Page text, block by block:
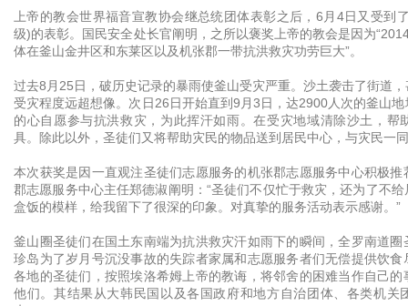
上帝的教会世界福音宣教协会继总统团体表彰之后，6月4日又受到
级)的表彰。国民安全处长官阐明，之所以褒奖上帝的教会是因为
体在釜山金井区和东莱区以及机张郡一带抗洪救灾功劳巨大”。
过去8月25日，破历史记录的暴雨使釜山受灾严重。沙土袭击了街道
受灾程度远超想像。次日26日开始直到9月3日，达2900人次的釜山
的心自愿参与抗洪救灾，为此挥汗如雨。在受灾地域清除沙土，帮
具。除此以外，圣徒们又将帮助灾民的物品送到居民中心，与灾民一
本次获奖是因一直观注圣徒们志愿服务的机张郡志愿服务中心积极
郡志愿服务中心主任郑德淑阐明：“圣徒们不仅忙于救灾，还为了不
盒饭的模样，给我留下了很深的印象。对真挚的服务活动表示感谢。”
釜山圈圣徒们在国土东南端为抗洪救灾汗如雨下的瞬间，全罗南道
珍岛为了岁月号沉没事故的失踪者家属和志愿服务者们无偿提供饮
各地的圣徒们，按照埃洛希姆上帝的教诲，将邻舍的困难当作自己
他们。其结果从大韩民国以及各国政府和地方自治团体、各类机关